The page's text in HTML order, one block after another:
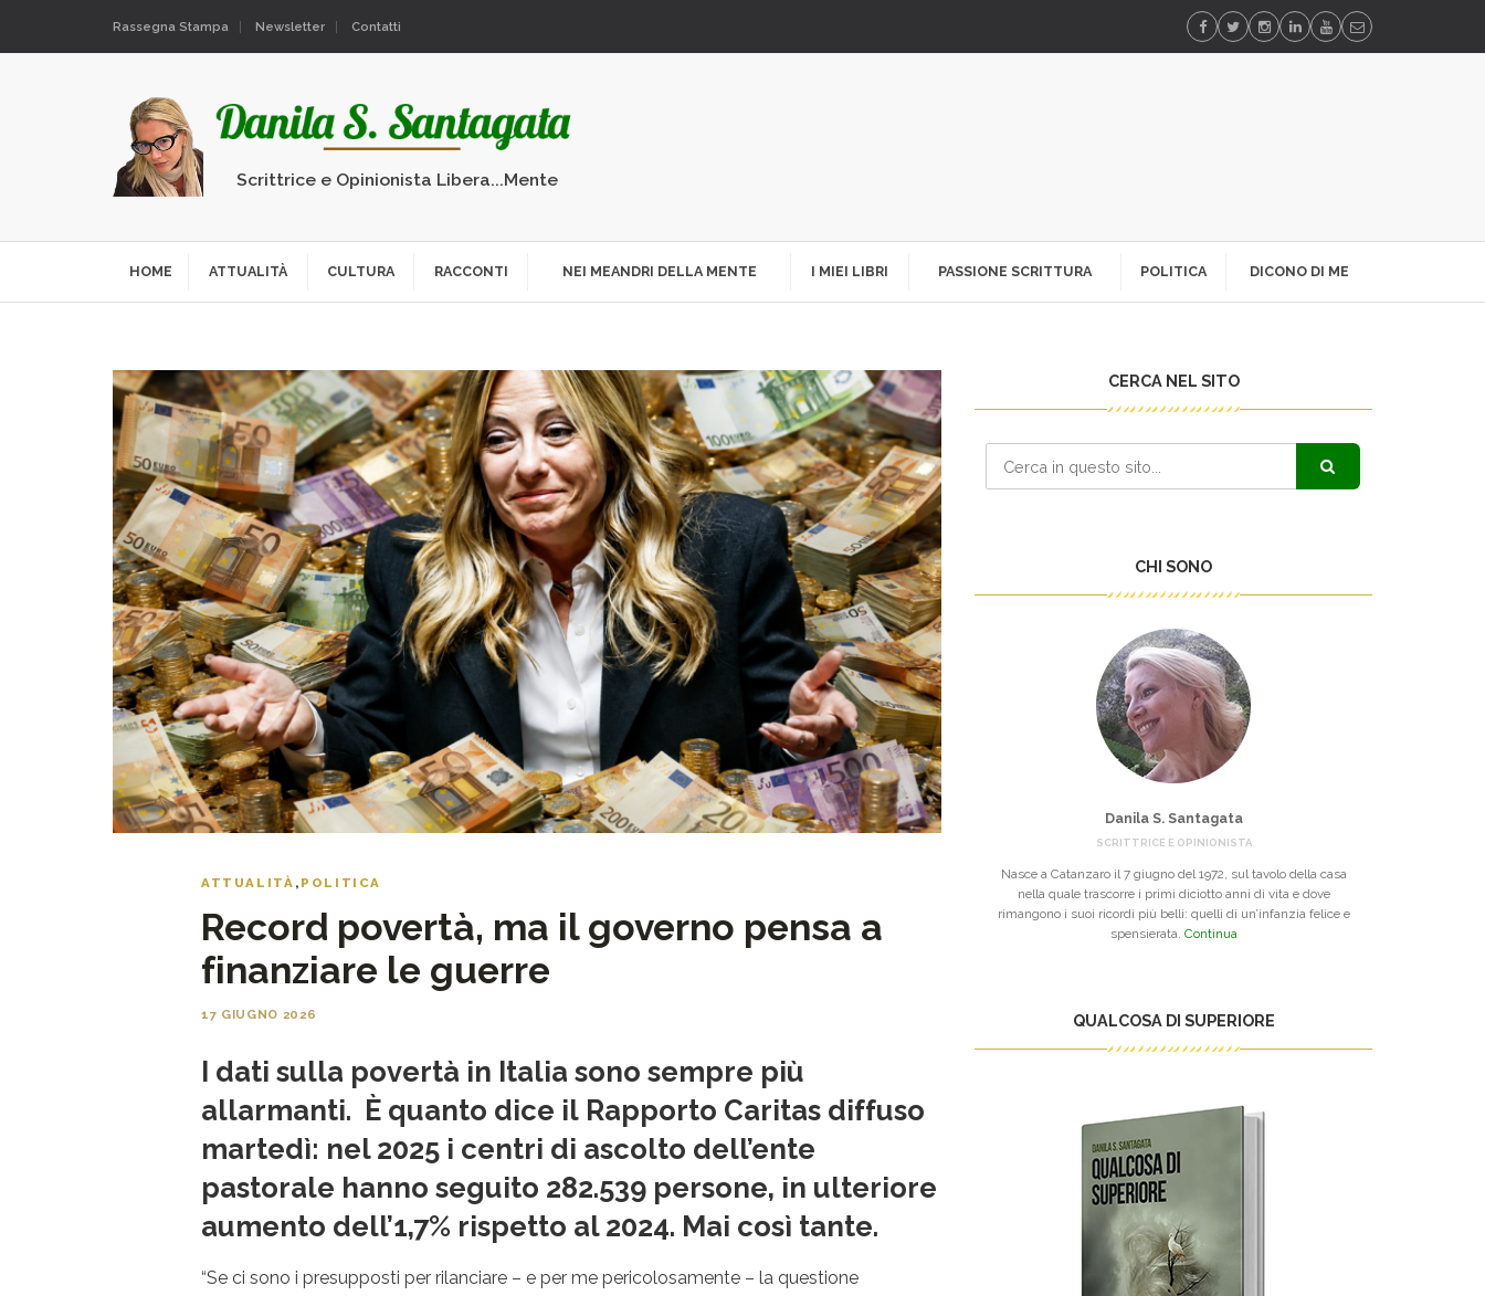
Rassegna Stampa Newsletter Contatti
Scrittrice e Opinionista Libera...Mente
HOME ATTUALITÀ CULTURA RACCONTI NEI MEANDRI DELLA MENTE I MIEI LIBRI PASSIONE SCRITTURA POLITICA DICONO DI ME
ATTUALITÀ , POLITICA
Record povertà, ma il governo pensa a
finanziare le guerre
17 GIUGNO 2026
I dati sulla povertà in Italia sono sempre più
allarmanti. Ѐ quanto dice il Rapporto Caritas diffuso
martedì: nel 2025 i centri di ascolto dell’ente
pastorale hanno seguito 282.539 persone, in ulteriore
aumento dell’1,7% rispetto al 2024. Mai così tante.
“Se ci sono i presupposti per rilanciare – e per me pericolosamente – la questione
CERCA NEL SITO
CHI SONO
Danila S. Santagata
SCRITTRICE E OPINIONISTA
Nasce a Catanzaro il 7 giugno del 1972, sul tavolo della casa
nella quale trascorre i primi diciotto anni di vita e dove
rimangono i suoi ricordi più belli: quelli di un’infanzia felice e
spensierata. Continua
QUALCOSA DI SUPERIORE